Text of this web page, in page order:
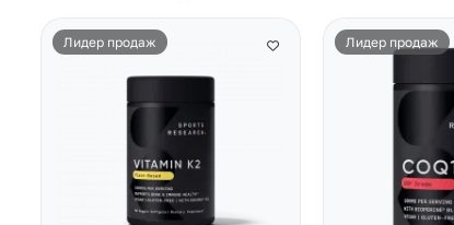
Лидер продаж Лидер продаж